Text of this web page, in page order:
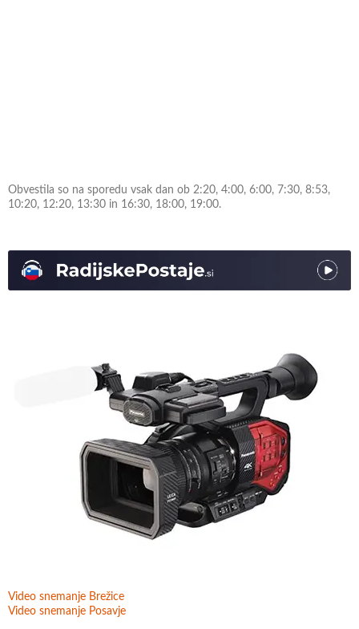
Obvestila so na sporedu vsak dan ob 2:20, 4:00, 6:00, 7:30, 8:53,
10:20, 12:20, 13:30 in 16:30, 18:00, 19:00.
Video snemanje Brežice
Video snemanje Posavje